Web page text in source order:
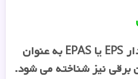
یا
به عنوان
برقی نیز شناخته می شود.